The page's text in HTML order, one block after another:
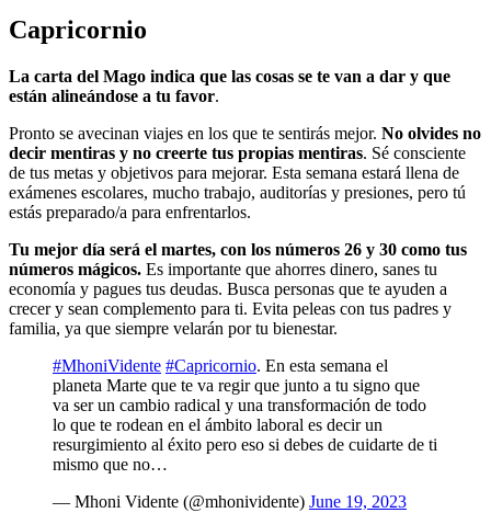
Capricornio
La carta del Mago indica que las cosas se te van a dar y que
están alineándose a tu favor.
Pronto se avecinan viajes en los que te sentirás mejor. No olvides no
decir mentiras y no creerte tus propias mentiras. Sé consciente
de tus metas y objetivos para mejorar. Esta semana estará llena de
exámenes escolares, mucho trabajo, auditorías y presiones, pero tú
estás preparado/a para enfrentarlos.
Tu mejor día será el martes, con los números 26 y 30 como tus
números mágicos. Es importante que ahorres dinero, sanes tu
economía y pagues tus deudas. Busca personas que te ayuden a
crecer y sean complemento para ti. Evita peleas con tus padres y
familia, ya que siempre velarán por tu bienestar.
#MhoniVidente #Capricornio. En esta semana el
planeta Marte que te va regir que junto a tu signo que
va ser un cambio radical y una transformación de todo
lo que te rodean en el ámbito laboral es decir un
resurgimiento al éxito pero eso si debes de cuidarte de ti
mismo que no…
— Mhoni Vidente (@mhonividente) June 19, 2023